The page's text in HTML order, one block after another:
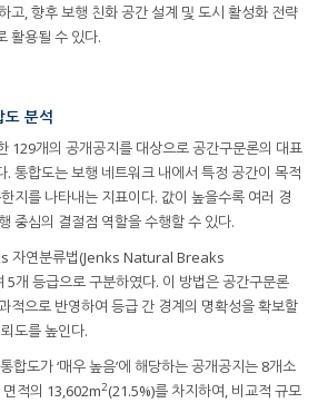
고, 향후 보행 친화 공간 설계 및 도시 활성화 전략
활용될 수 있다.
도 분석
129개의 공개공지를 대상으로 공간구문론의 대표
. 통합도는 보행 네트워크 내에서 특정 공간이 목적
지를 나타내는 지표이다. 값이 높을수록 여러 경
중심의 결절점 역할을 수행할 수 있다.
자연분류법(Jenks Natural Breaks
개 등급으로 구분하였다. 이 방법은 공간구문론
적으로 반영하여 등급 간 경계의 명확성을 확보할
도를 높인다.
합도가 ‘매우 높음’에 해당하는 공개공지는 8개소
적의 13,602m2(21.5%)를 차지하여, 비교적 규모